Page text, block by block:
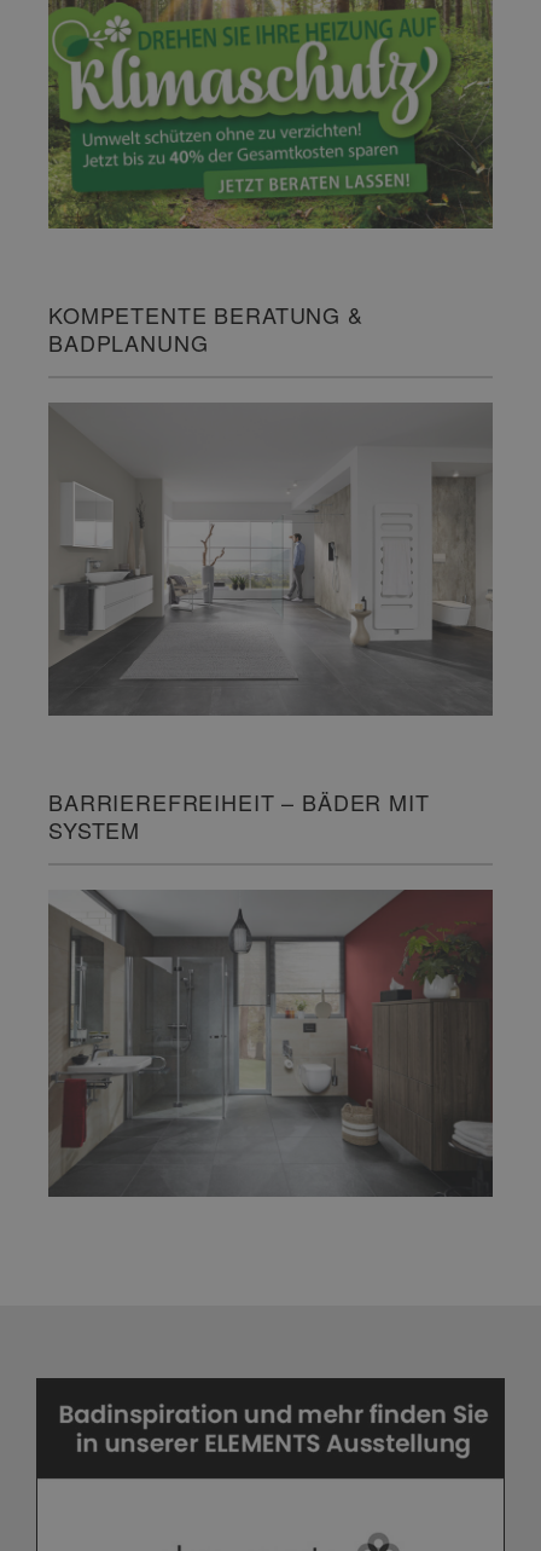
KOMPETENTE BERATUNG &
BADPLANUNG
BARRIEREFREIHEIT – BÄDER MIT
SYSTEM